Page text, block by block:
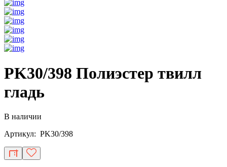
PK30/398 Полиэстер твилл
гладь
В наличии
Артикул: PK30/398